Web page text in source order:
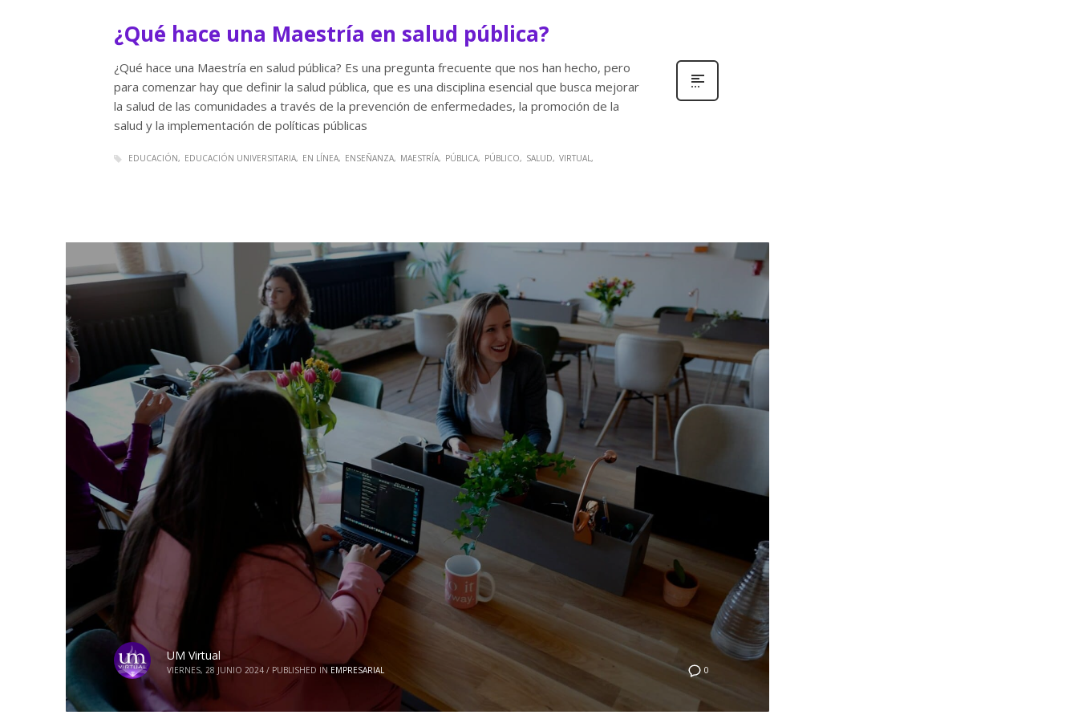
¿Qué hace una Maestría en salud pública?
¿Qué hace una Maestría en salud pública? Es una pregunta frecuente que nos han hecho, pero
para comenzar hay que definir la salud pública, que es una disciplina esencial que busca mejorar
la salud de las comunidades a través de la prevención de enfermedades, la promoción de la
salud y la implementación de políticas públicas
EDUCACIÓN EDUCACIÓN UNIVERSITARIA EN LÍNEA ENSEÑANZA MAESTRÍA PÚBLICA PÚBLICO SALUD VIRTUAL
0
UM Virtual
VIERNES, 28 JUNIO 2024 / PUBLISHED IN EMPRESARIAL